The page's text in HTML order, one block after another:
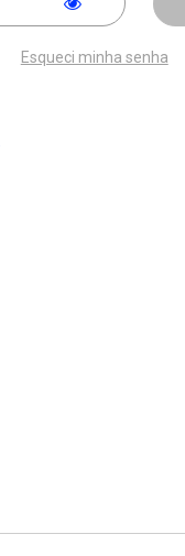
Esqueci minha senha